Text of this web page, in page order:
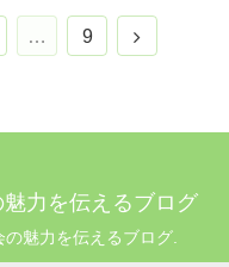
… 9
力を伝えるブログ
魅力を伝えるブログ.